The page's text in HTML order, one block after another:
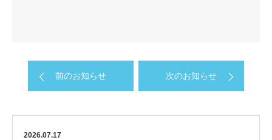
前のお知らせ 次のお知らせ
2026.07.17